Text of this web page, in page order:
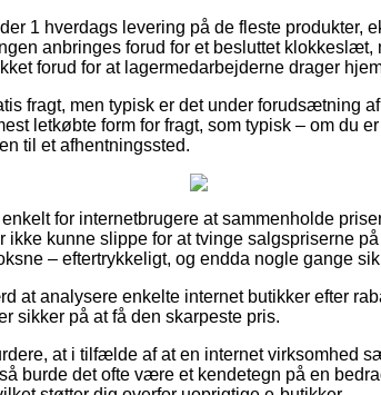
1 hverdags levering på de fleste produkter,
anbringes forud for et besluttet klokkeslæt,
forud for at lagermedarbejderne drager
fragt, men typisk er det under forudsætning
letkøbte form for fragt, som typisk – om du
til et afhentningssted.
for internetbrugere at sammenholde
kunne slippe for at tvinge salgspriserne på
– eftertrykkeligt, og endda nogle gange
at analysere enkelte internet butikker efter
sikker på at få den skarpeste pris.
at i tilfælde af at en internet virksomhed
burde det ofte være et kendetegn på en